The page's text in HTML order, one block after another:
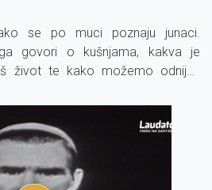
se po muci poznaju junaci.
govori o kušnjama, kakva je
život te kako možemo odnijeti